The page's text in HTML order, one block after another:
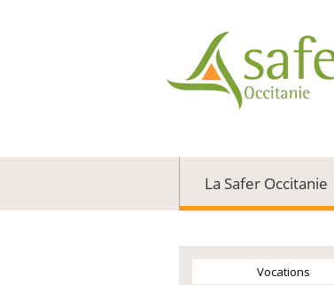
La Safer Occitanie
Vocations